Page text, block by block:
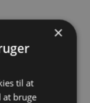
×
til at
at bruge